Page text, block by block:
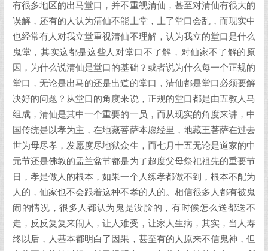
有很多地区的出马堂口，并不重视清仙，甚至对清仙有很大的
误解，还有的人认为清仙不能上堂，上了堂口会乱，而现实中
也经常有人对我立堂重视清仙不理解，认为我立的堂口是什么
鬼堂，其实这都是这些人对堂口不了解，对仙家不了解的原
因，为什么说清仙是堂口的基础？或者说为什么每一个正规的
堂口，无论是出马的还是出道的堂口，清仙都是堂口必须要解
决好的问题？从堂口的角度来说，正规的堂口都是由五教人马
组成，清仙是其中一个重要的一员，而从现实的角度来讲，中
国传统是以孝为主，在地藏菩萨本愿经里，地藏王菩萨在过去
世为母尽孝，发愿度尽地狱众生，而七月十五无论是道家的中
元节还是佛教的盂兰盆节都是为了超度父母祭祀祖先的重要节
日，孝是做人的根本，如果一个人练孝都做不到，根本不配为
人的，仙家也不会跟着这种不孝的人的。相信很多人都有被鬼
闹的情况，很多人都认为鬼是没脸的，有时候怎么送都送不
走，反反复复来闹人，让人难受，让家人生病，其实，当人寿
终以后，人基本都明白了因果，甚至有的人原来不信鬼神，但